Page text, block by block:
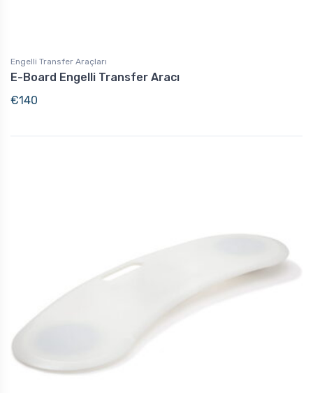
Engelli Transfer Araçları
E-Board Engelli Transfer Aracı
€140